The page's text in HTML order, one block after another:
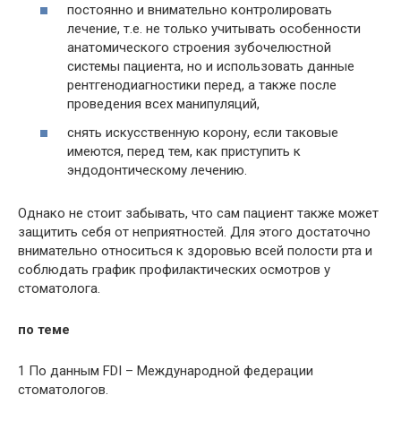
постоянно и внимательно контролировать
лечение, т.е. не только учитывать особенности
анатомического строения зубочелюстной
системы пациента, но и использовать данные
рентгенодиагностики перед, а также после
проведения всех манипуляций,
снять искусственную корону, если таковые
имеются, перед тем, как приступить к
эндодонтическому лечению.
Однако не стоит забывать, что сам пациент также может
защитить себя от неприятностей. Для этого достаточно
внимательно относиться к здоровью всей полости рта и
соблюдать график профилактических осмотров у
стоматолога.
по теме
1 По данным FDI – Международной федерации
стоматологов.